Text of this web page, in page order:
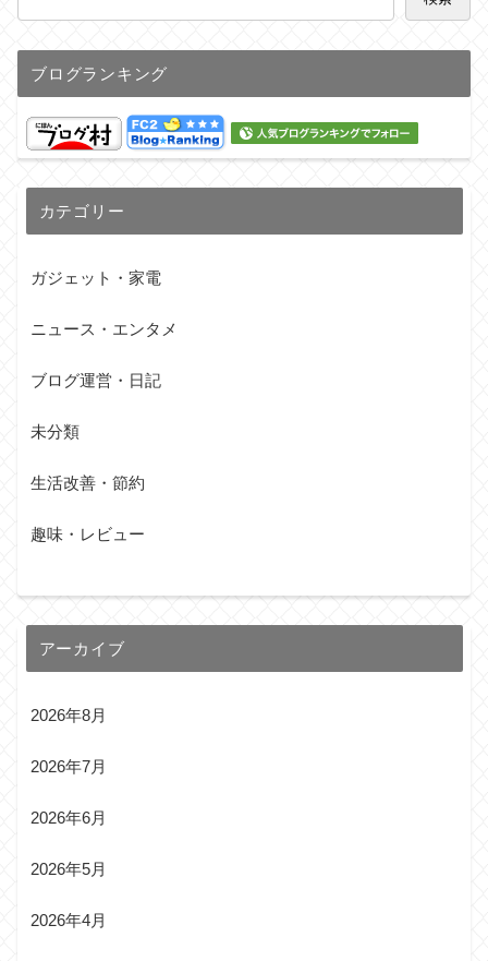
ブログランキング
カテゴリー
ガジェット・家電
ニュース・エンタメ
ブログ運営・日記
未分類
生活改善・節約
趣味・レビュー
アーカイブ
2026年8月
2026年7月
2026年6月
2026年5月
2026年4月